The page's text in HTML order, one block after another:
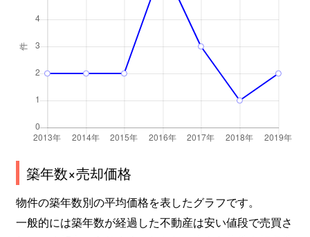
築年数×売却価格
物件の築年数別の平均価格を表したグラフです。
一般的には築年数が経過した不動産は安い値段で売買さ